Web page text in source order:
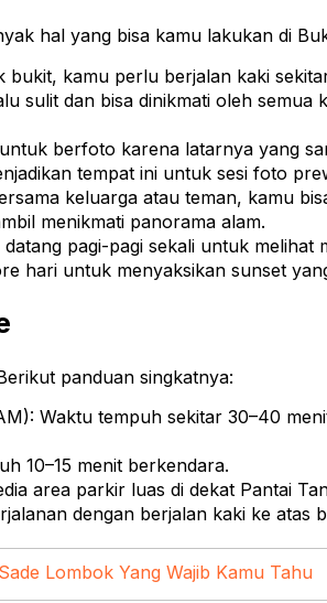
hal yang bisa kamu lakukan di
kamu perlu berjalan kaki
sulit dan bisa dinikmati oleh semua
berfoto karena latarnya yang
tempat ini untuk sesi foto
keluarga atau teman, kamu
menikmati panorama alam.
pagi-pagi sekali untuk melihat
hari untuk menyaksikan sunset
panduan singkatnya:
Waktu tempuh sekitar 30–40
10–15 menit berkendara.
area parkir luas di dekat Pantai
dengan berjalan kaki ke atas
Lombok Yang Wajib Kamu Tahu